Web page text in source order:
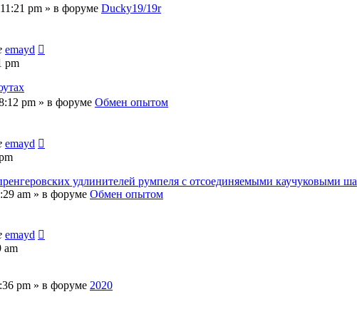
pm » в форуме Ducky19/19r
emayd
pm
pm » в форуме Обмен опытом
emayd
удлинителей румпеля с отсоединяемыми каучуковыми
am » в форуме Обмен опытом
emayd
am
pm » в форуме 2020